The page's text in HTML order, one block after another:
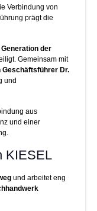
Verbindung von
prägt die
der
Gemeinsam mit
Geschäftsführer Dr.
und
aus
und einer
KIESEL
und arbeitet eng